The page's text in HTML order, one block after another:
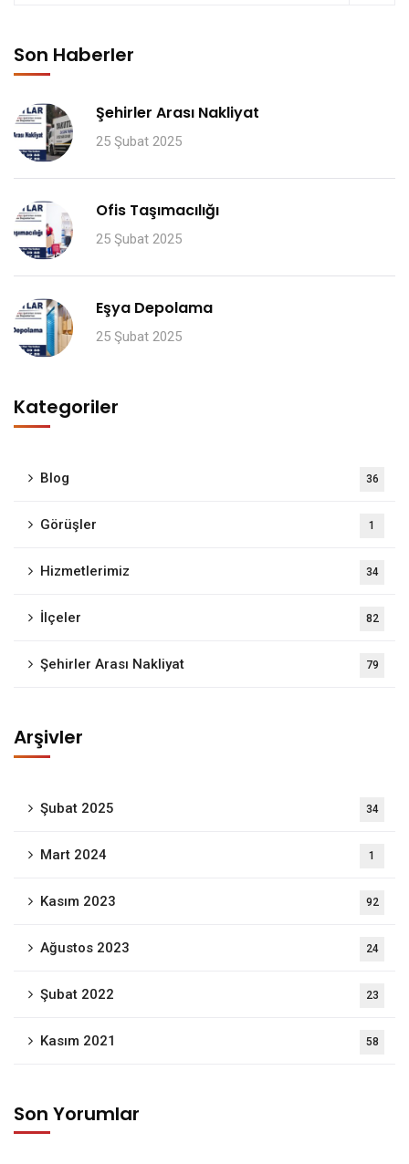
Son Haberler
Şehirler Arası Nakliyat
25 Şubat 2025
Ofis Taşımacılığı
25 Şubat 2025
Eşya Depolama
25 Şubat 2025
Kategoriler
Blog 36
Görüşler 1
Hizmetlerimiz 34
İlçeler 82
Şehirler Arası Nakliyat 79
Arşivler
Şubat 2025 34
Mart 2024 1
Kasım 2023 92
Ağustos 2023 24
Şubat 2022 23
Kasım 2021 58
Son Yorumlar